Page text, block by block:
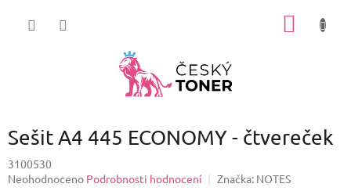
Sešit A4 445 ECONOMY - čtvereček
3100530
Průměrné
Neohodnoceno Podrobnosti hodnocení Značka: NOTES